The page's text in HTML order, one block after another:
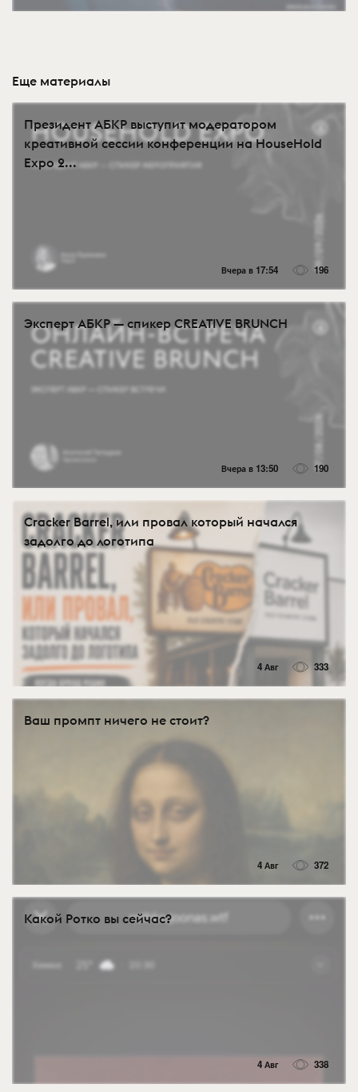
Еще материалы
Президент АБКР выступит модератором
креативной сессии конференции на HouseHold
Expo 2...
Вчера в 17:54 196
Эксперт АБКР — спикер CREATIVE BRUNCH
Вчера в 13:50 190
Cracker Barrel, или провал который начался
задолго до логотипа
4 Авг 333
Ваш промпт ничего не стоит?
4 Авг 372
Какой Ротко вы сейчас?
4 Авг 338